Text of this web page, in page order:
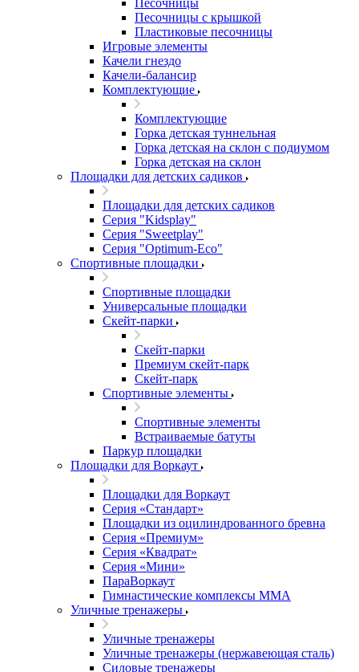
Песочницы
Песочницы с крышкой
Пластиковые песочницы
Игровые элементы
Качели гнездо
Качели-балансир
Комплектующие
Комплектующие
Горка детская туннельная
Горка детская на склон с подиумом
Горка детская на склон
Площадки для детских садиков
Площадки для детских садиков
Серия "Kidsplay"
Серия "Sweetplay"
Серия "Оptimum-Еco"
Спортивные площадки
Спортивные площадки
Универсальные площадки
Скейт-парки
Скейт-парки
Премиум скейт-парк
Скейт-парк
Спортивные элементы
Спортивные элементы
Встраиваемые батуты
Паркур площадки
Площадки для Воркаут
Площадки для Воркаут
Серия «Стандарт»
Площадки из оцилиндрованного бревна
Серия «Премиум»
Серия «Квадрат»
Серия «Мини»
ПараВоркаут
Гимнастические комплексы ММА
Уличные тренажеры
Уличные тренажеры
Уличные тренажеры (нержавеющая сталь)
Силовые тренажеры